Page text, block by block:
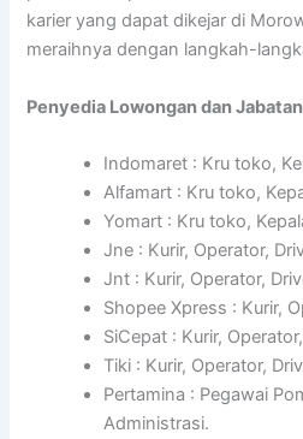
karier yang dapat dikejar di
meraihnya dengan langkah-
Penyedia Lowongan dan
Indomaret : Kru toko,
Alfamart : Kru toko,
Yomart : Kru toko,
Jne : Kurir, Operator,
Jnt : Kurir, Operator,
Shopee Xpress : Kurir,
SiCepat : Kurir,
Tiki : Kurir, Operator,
Pertamina : Pegawai
Administrasi.